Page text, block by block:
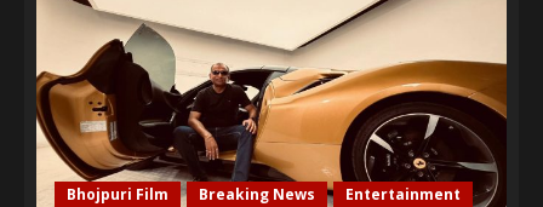
Bhojpuri Film Breaking News
Entertainment